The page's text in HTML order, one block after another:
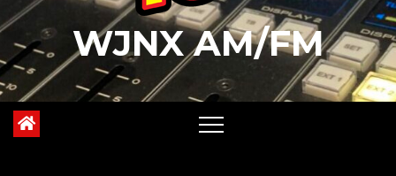
WJNX AM/FM